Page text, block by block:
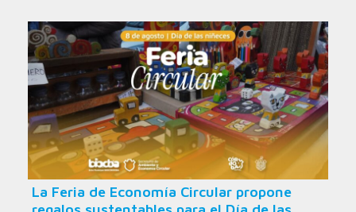
La Feria de Economía Circular propone